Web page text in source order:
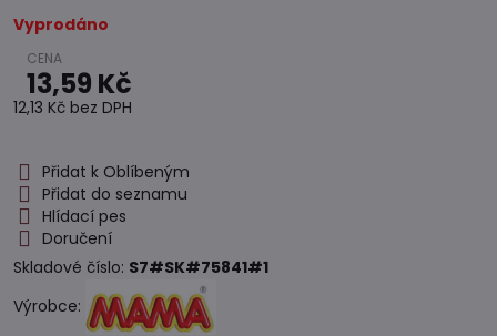
Vyprodáno
13,59 Kč
12,13 Kč bez DPH
Přidat k Oblíbeným
Přidat do seznamu
Hlídací pes
Doručení
Skladové číslo: S7#SK#75841#1
Výrobce: